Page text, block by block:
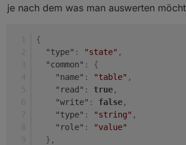
je nach dem was man auswerten
{
"type" : "state" ,
"common" :
{
"name" : "table" ,
"read" : true,
"write" : false,
"type" : "string" ,
"role" :
"value"
} ,